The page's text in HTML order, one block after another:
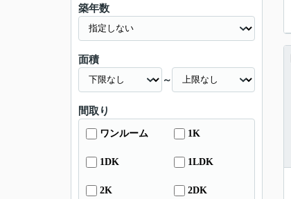
築年数
面積
～
間取り
ワンルーム 1K
1DK 1LDK
2K 2DK